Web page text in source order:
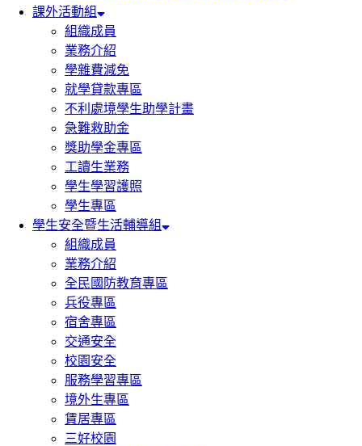
課外活動組
組織成員
業務介紹
學雜費減免
就學貸款專區
不利處境學生助學計畫
急難救助金
獎助學金專區
工讀生業務
學生學習護照
學生專區
學生安全暨生活輔導組
組織成員
業務介紹
全民國防教育專區
兵役專區
宿舍專區
交通安全
校園安全
服務學習專區
境外生專區
賃居專區
三好校園